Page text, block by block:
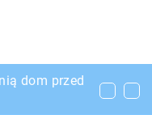
na co
dom przed